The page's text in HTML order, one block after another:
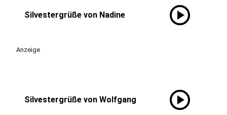
Silvestergrüße von Nadine play_circle
Anzeige
Silvestergrüße von Wolfgang play_circle